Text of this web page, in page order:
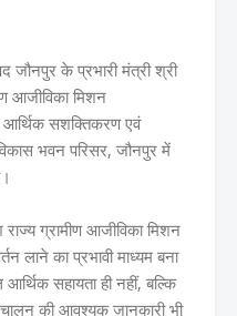
जौनपुर के प्रभारी मंत्री श्री
आजीविका मिशन
सशक्तिकरण एवं
भवन परिसर, जौनपुर में
राज्य ग्रामीण आजीविका मिशन
लाने का प्रभावी माध्यम बना
सहायता ही नहीं, बल्कि
की आवश्यक जानकारी भी